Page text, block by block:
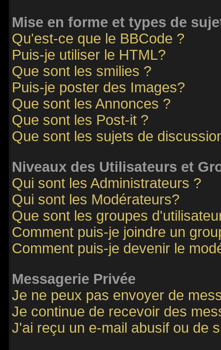
Mise en forme et types de
Qu'est-ce que le BBCode ?
Puis-je utiliser le HTML?
Que sont les smilies ?
Puis-je poster des Images?
Que sont les Annonces ?
Que sont les Post-it ?
Que sont les sujets de
Niveaux des Utilisateurs et
Qui sont les Administrateurs ?
Qui sont les Modérateurs?
Que sont les groupes
Comment puis-je joindre un
Comment puis-je devenir le
Messagerie Privée
Je ne peux pas envoyer de
Je continue de recevoir des
J'ai reçu un e-mail abusif ou de